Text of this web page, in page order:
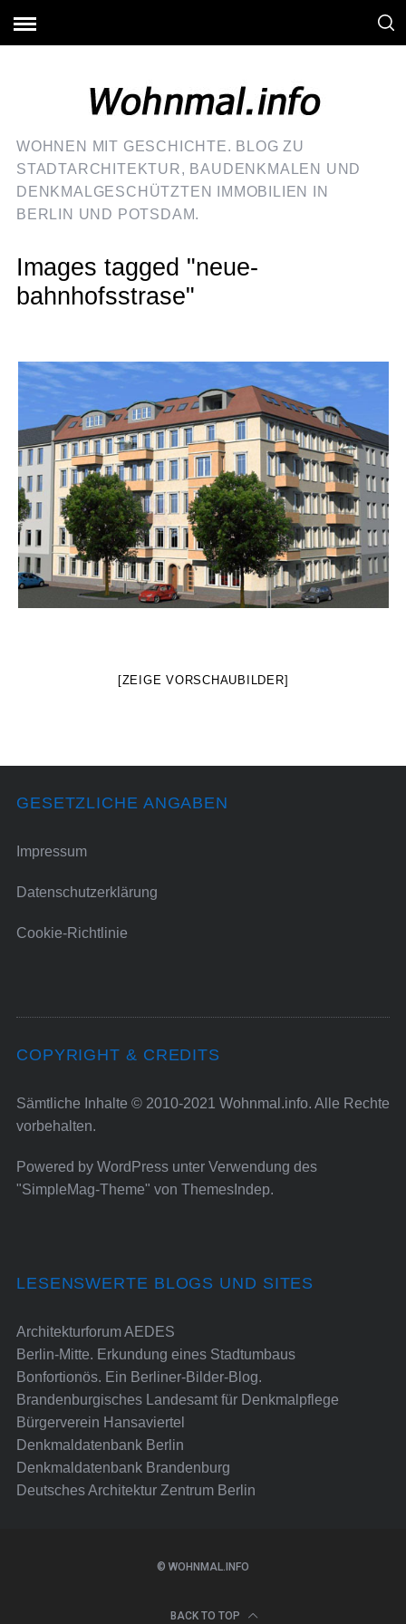
WOHNEN MIT GESCHICHTE. BLOG ZU
STADTARCHITEKTUR, BAUDENKMALEN UND
DENKMALGESCHÜTZTEN IMMOBILIEN IN
BERLIN UND POTSDAM.
Images tagged "neue-
bahnhofsstrase"
[ZEIGE VORSCHAUBILDER]
GESETZLICHE ANGABEN
Impressum
Datenschutzerklärung
Cookie-Richtlinie
COPYRIGHT & CREDITS
Sämtliche Inhalte © 2010-2021 Wohnmal.info. Alle Rechte
vorbehalten.
Powered by WordPressunter Verwendung des
"SimpleMag-Theme" von ThemesIndep.
LESENSWERTE BLOGS UND SITES
Architekturforum AEDES
Berlin-Mitte. Erkundung eines Stadtumbaus
Bonfortionös. Ein Berliner-Bilder-Blog.
Brandenburgisches Landesamt für Denkmalpflege
Bürgerverein Hansaviertel
Denkmaldatenbank Berlin
Denkmaldatenbank Brandenburg
Deutsches Architektur Zentrum Berlin
© WOHNMAL.INFO
BACK TO TOP